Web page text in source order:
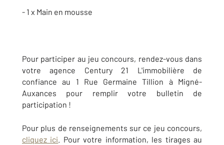
- 1 x Main en mousse
Pour participer au jeu concours, rendez-vous dans
votre agence Century 21 L'immobilière de
confiance au 1 Rue Germaine Tillion à Migné-
Auxances pour remplir votre bulletin de
participation !
Pour plus de renseignements sur ce jeu concours,
cliquez ici. Pour votre information, les tirages au